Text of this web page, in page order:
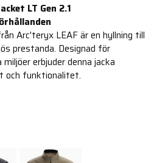
LT Gen 2.1
Arc'teryx LEAF är en hyllning till
prestanda. Designad för
erbjuder denna jacka
och funktionalitet.